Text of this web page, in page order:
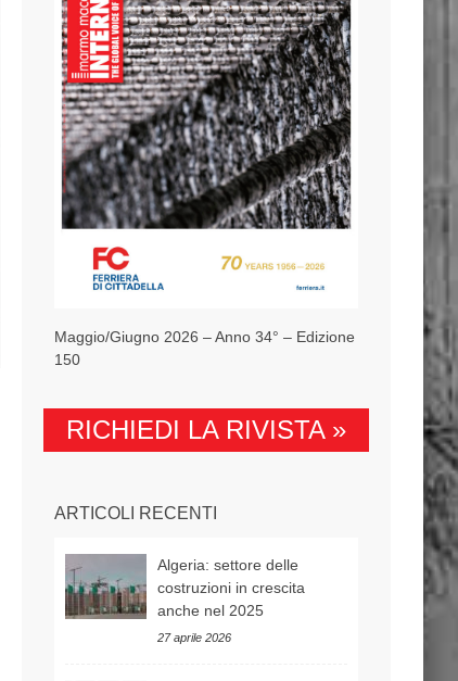
Maggio/Giugno 2026 – Anno 34° – Edizione
150
RICHIEDI LA RIVISTA »
ARTICOLI RECENTI
Algeria: settore delle
costruzioni in crescita
anche nel 2025
27 aprile 2026